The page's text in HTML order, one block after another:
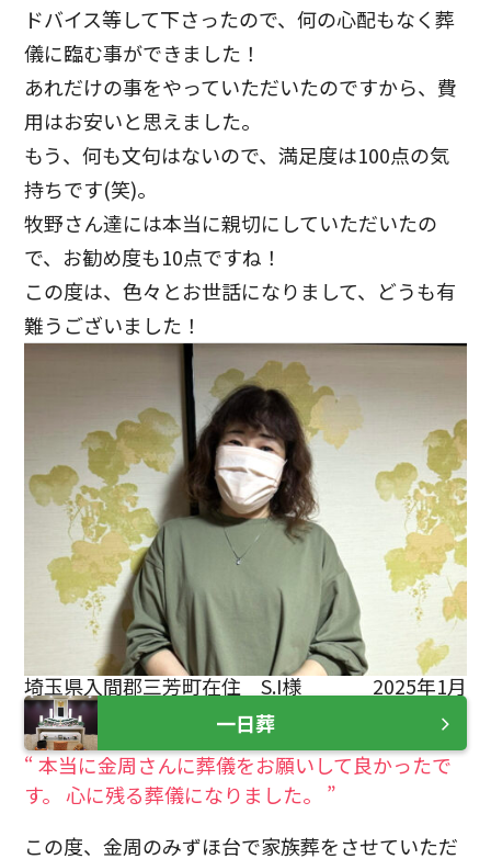
ドバイス等して下さったので、何の心配もなく葬
儀に臨む事ができました！
あれだけの事をやっていただいたのですから、費
用はお安いと思えました。
もう、何も文句はないので、満足度は100点の気
持ちです(笑)。
牧野さん達には本当に親切にしていただいたの
で、お勧め度も10点ですね！
この度は、色々とお世話になりまして、どうも有
難うございました！
埼玉県入間郡三芳町在住 S.I様
2025年1月
一日葬
“ 本当に金周さんに葬儀をお願いして良かったで
す。 心に残る葬儀になりました。 ”
この度、金周のみずほ台で家族葬をさせていただ